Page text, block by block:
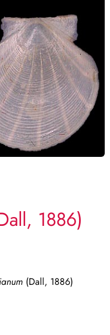
1886)
(Dall, 1886)